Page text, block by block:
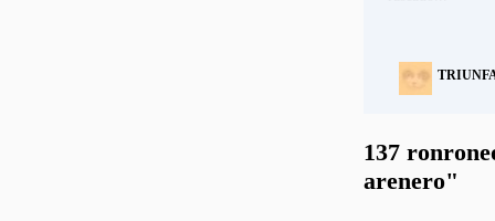
137
arenero"